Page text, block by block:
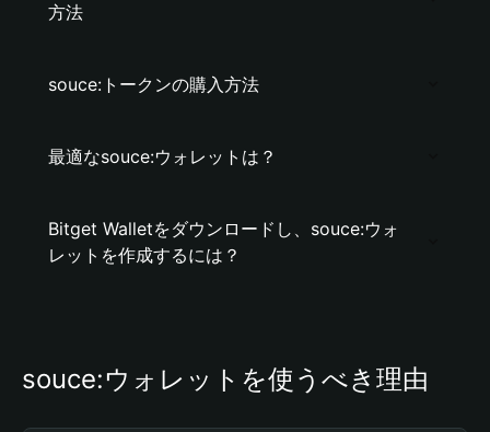
方法
souce:トークンの購入方法
最適なsouce:ウォレットは？
Bitget Walletをダウンロードし、souce:ウォ
レットを作成するには？
souce:ウォレットを使うべき理由